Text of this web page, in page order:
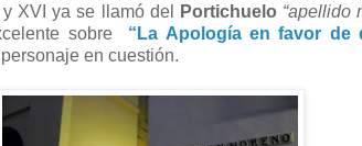
XVI ya se llamó del
Portichuelo “apellido
sobre “La Apología en favor de
en cuestión.